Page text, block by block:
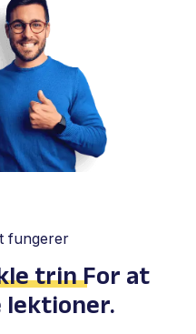
fungerer
trinFor at
lektioner.